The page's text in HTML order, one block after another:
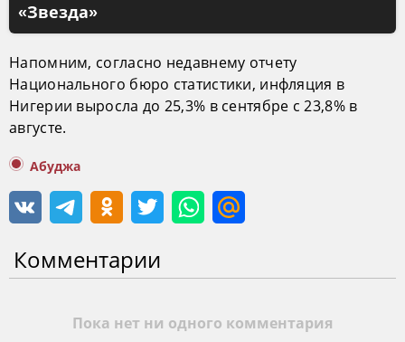
«Звезда»
Напомним, согласно недавнему отчету
Национального бюро статистики, инфляция в
Нигерии выросла до 25,3% в сентябре с 23,8% в
августе.
Абуджа
Комментарии
Пока нет ни одного комментария